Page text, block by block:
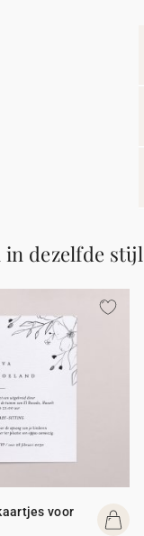
dezelfde stijl
voor